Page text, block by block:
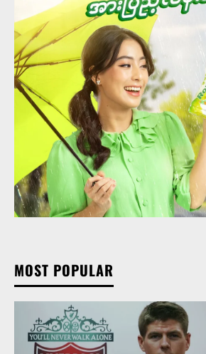
MOST POPULAR